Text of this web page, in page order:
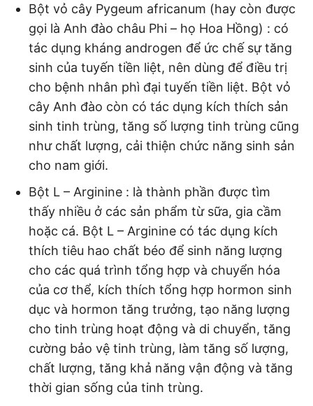
Bột vỏ cây Pygeum africanum (hay còn được
gọi là Anh đào châu Phi – họ Hoa Hồng) : có
tác dụng kháng androgen để ức chế sự tăng
sinh của tuyến tiền liệt, nên dùng để điều trị
cho bệnh nhân phì đại tuyến tiền liệt. Bột vỏ
cây Anh đào còn có tác dụng kích thích sản
sinh tinh trùng, tăng số lượng tinh trùng cũng
như chất lượng, cải thiện chức năng sinh sản
cho nam giới.
Bột L – Arginine : là thành phần được tìm
thấy nhiều ở các sản phẩm từ sữa, gia cầm
hoặc cá. Bột L – Arginine có tác dụng kích
thích tiêu hao chất béo để sinh năng lượng
cho các quá trình tổng hợp và chuyển hóa
của cơ thể, kích thích tổng hợp hormon sinh
dục và hormon tăng trưởng, tạo năng lượng
cho tinh trùng hoạt động và di chuyển, tăng
cường bảo vệ tinh trùng, làm tăng số lượng,
chất lượng, tăng khả năng vận động và tăng
thời gian sống của tinh trùng.